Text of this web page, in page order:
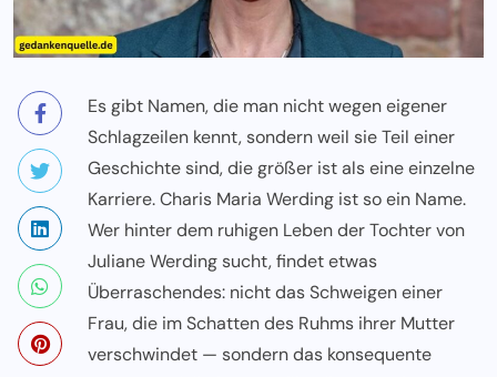
Es gibt Namen, die man nicht wegen eigener
Schlagzeilen kennt, sondern weil sie Teil einer
Geschichte sind, die größer ist als eine einzelne
Karriere. Charis Maria Werding ist so ein Name.
Wer hinter dem ruhigen Leben der Tochter von
Juliane Werding sucht, findet etwas
Überraschendes: nicht das Schweigen einer
Frau, die im Schatten des Ruhms ihrer Mutter
verschwindet — sondern das konsequente